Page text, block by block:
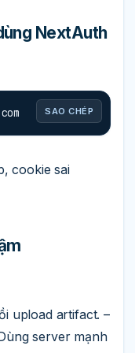
NextAuth
SAO CHÉP
cookie sai
upload artifact. –
server mạnh